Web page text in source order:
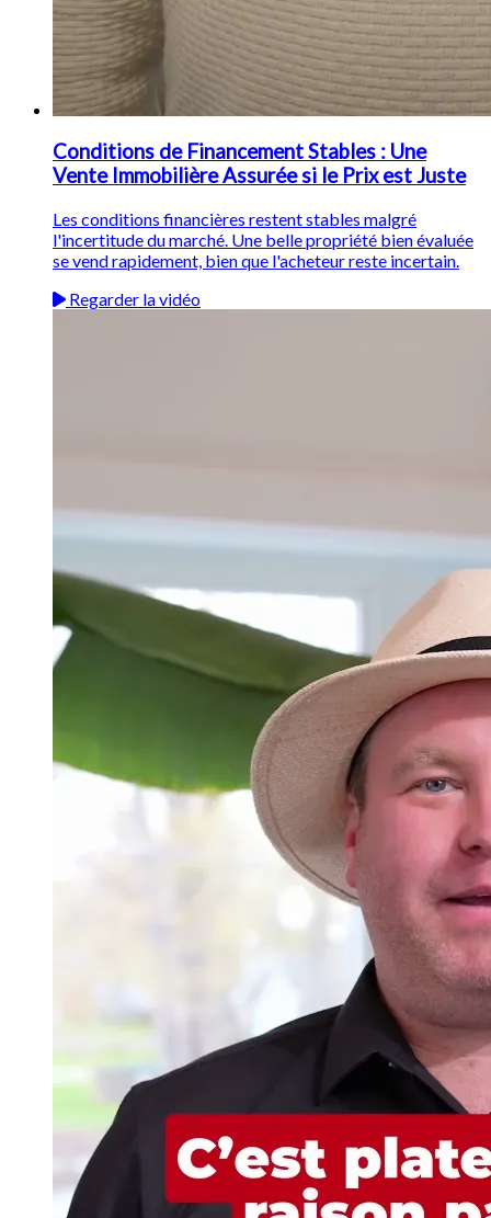
Conditions de Financement Stables : Une
Vente Immobilière Assurée si le Prix est Juste
Les conditions financières restent stables malgré
l'incertitude du marché. Une belle propriété bien évaluée
se vend rapidement, bien que l'acheteur reste incertain.
Regarder la vidéo